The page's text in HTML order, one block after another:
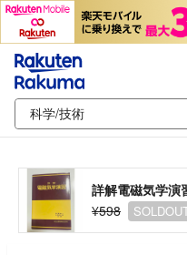
詳解電磁気学演
¥598